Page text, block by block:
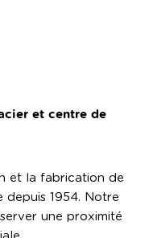
et centre de
et la fabrication de
depuis 1954. Notre
une proximité